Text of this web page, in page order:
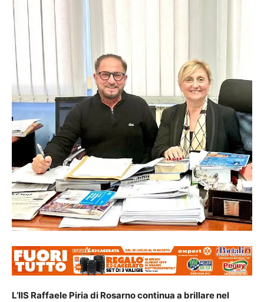
L’IIS Raffaele Piria di Rosarno continua a brillare nel